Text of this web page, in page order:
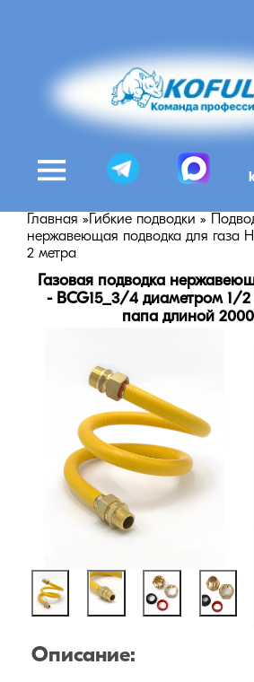
Главная »Гибкие подводки »
нержавеющая подводка для газа
2 метра
Газовая подводка
- BCG15_3/4 диаметром 1/
папа длиной
Описание: